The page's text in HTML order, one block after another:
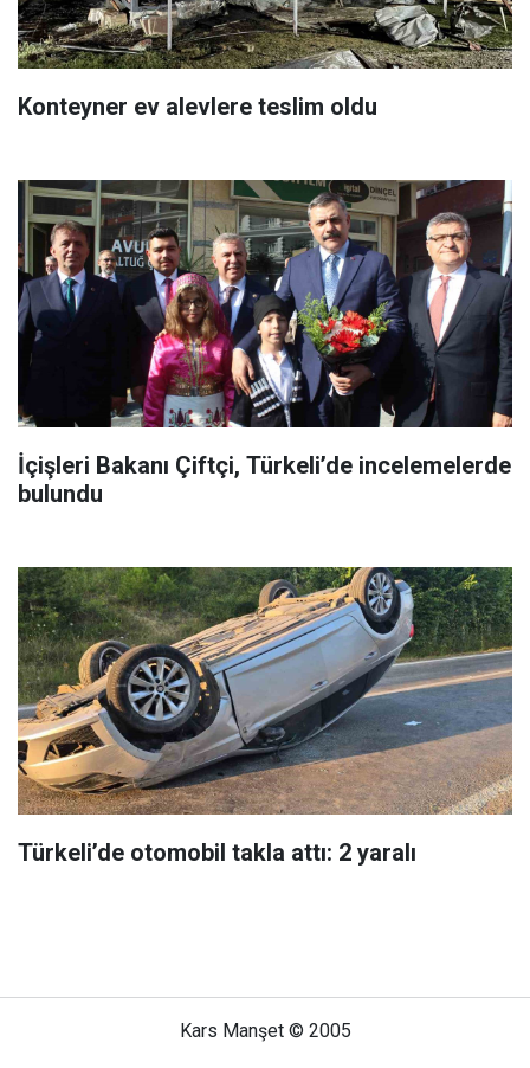
Konteyner ev alevlere teslim oldu
İçişleri Bakanı Çiftçi, Türkeli’de incelemelerde
bulundu
Türkeli’de otomobil takla attı: 2 yaralı
Kars Manşet © 2005